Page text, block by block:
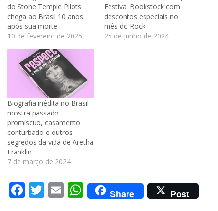
do Stone Temple Pilots
chega ao Brasil 10 anos
após sua morte
10 de fevereiro de 2025
Festival Bookstock com
descontos especiais no
mês do Rock
25 de junho de 2024
Biografia inédita no Brasil
mostra passado
promíscuo, casamento
conturbado e outros
segredos da vida de Aretha
Franklin
7 de março de 2024
Facebook
Twitter
EmailWhatsApp
Share Post